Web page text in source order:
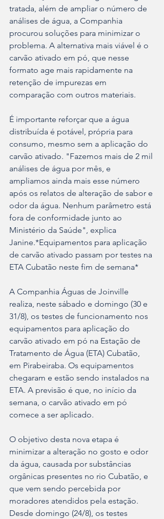
tratada, além de ampliar o número de
análises de água, a Companhia
procurou soluções para minimizar o
problema. A alternativa mais viável é o
carvão ativado em pó, que nesse
formato age mais rapidamente na
retenção de impurezas em
comparação com outros materiais.
É importante reforçar que a água
distribuída é potável, própria para
consumo, mesmo sem a aplicação do
carvão ativado. "Fazemos mais de 2 mil
análises de água por mês, e
ampliamos ainda mais esse número
após os relatos de alteração de sabor e
odor da água. Nenhum parâmetro está
fora de conformidade junto ao
Ministério da Saúde", explica
Janine.*Equipamentos para aplicação
de carvão ativado passam por testes na
ETA Cubatão neste fim de semana*
A Companhia Águas de Joinville
realiza, neste sábado e domingo (30 e
31/8), os testes de funcionamento nos
equipamentos para aplicação do
carvão ativado em pó na Estação de
Tratamento de Água (ETA) Cubatão,
em Pirabeiraba. Os equipamentos
chegaram e estão sendo instalados na
ETA. A previsão é que, no início da
semana, o carvão ativado em pó
comece a ser aplicado.
O objetivo desta nova etapa é
minimizar a alteração no gosto e odor
da água, causada por substâncias
orgânicas presentes no rio Cubatão, e
que vem sendo percebida por
moradores atendidos pela estação.
Desde domingo (24/8), os testes